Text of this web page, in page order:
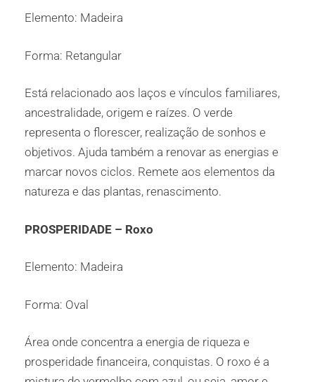
Elemento: Madeira
Forma: Retangular
Está relacionado aos laços e vínculos familiares,
ancestralidade, origem e raízes. O verde
representa o florescer, realização de sonhos e
objetivos. Ajuda também a renovar as energias e
marcar novos ciclos. Remete aos elementos da
natureza e das plantas, renascimento.
PROSPERIDADE – Roxo
Elemento: Madeira
Forma: Oval
Área onde concentra a energia de riqueza e
prosperidade financeira, conquistas. O roxo é a